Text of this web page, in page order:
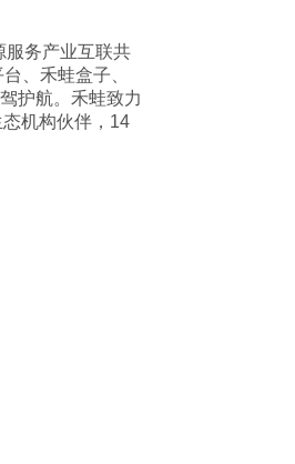
服务产业互联共
、禾蛙盒子、
护航。禾蛙致力
机构伙伴，14